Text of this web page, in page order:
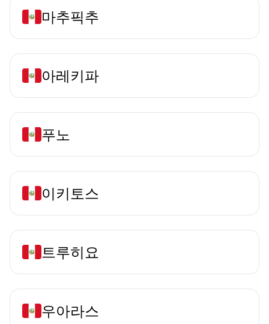
마추픽추
아레키파
푸노
이키토스
트루히요
우아라스